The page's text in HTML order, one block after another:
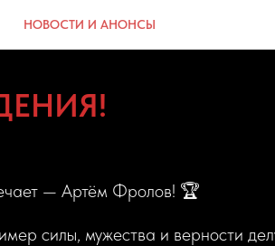
НОВОСТИ И АНОНСЫ
— Артём Фролов! 🏆
силы, мужества и верности